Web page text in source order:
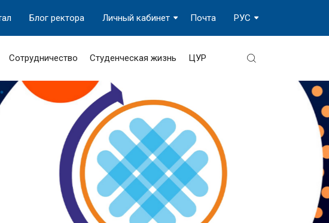
РУС
Почта
Личный кабинет
Блог ректора
Сотрудничество Студенческая жизнь ЦУР